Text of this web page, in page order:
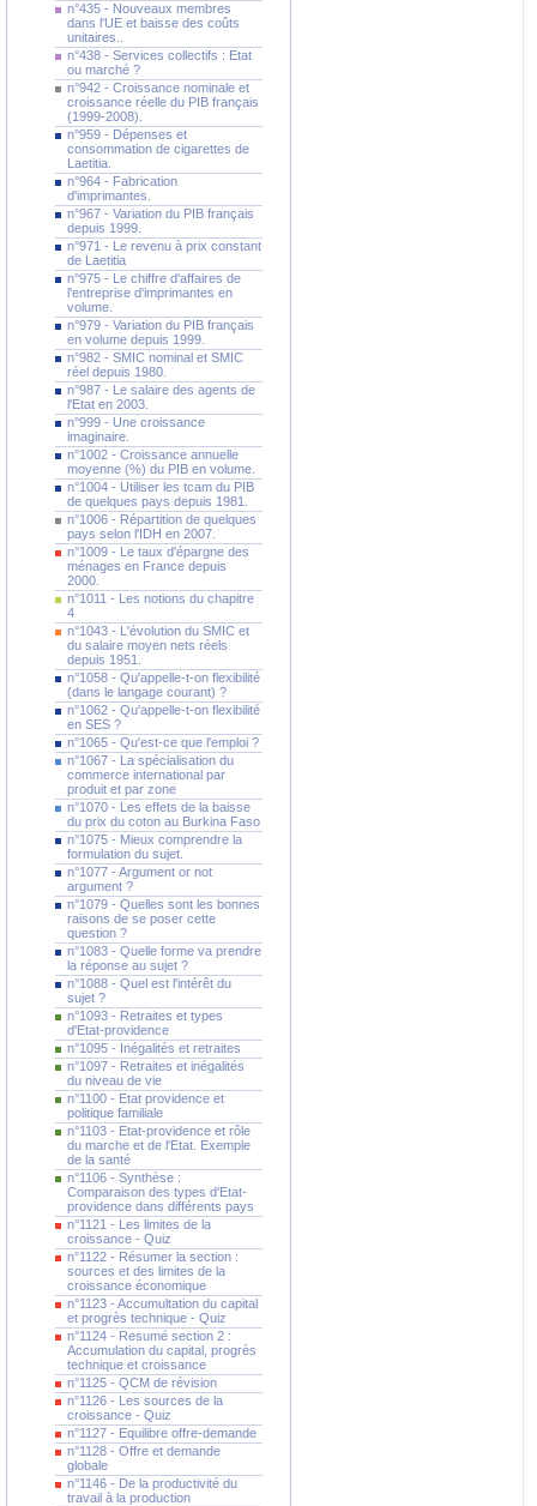
n°435 - Nouveaux membres
dans l'UE et baisse des coûts
unitaires..
n°438 - Services collectifs : Etat
ou marché ?
n°942 - Croissance nominale et
croissance réelle du PIB français
(1999-2008).
n°959 - Dépenses et
consommation de cigarettes de
Laetitia.
n°964 - Fabrication
d'imprimantes.
n°967 - Variation du PIB français
depuis 1999.
n°971 - Le revenu à prix constant
de Laetitia
n°975 - Le chiffre d'affaires de
l'entreprise d'imprimantes en
volume.
n°979 - Variation du PIB français
en volume depuis 1999.
n°982 - SMIC nominal et SMIC
réel depuis 1980.
n°987 - Le salaire des agents de
l'Etat en 2003.
n°999 - Une croissance
imaginaire.
n°1002 - Croissance annuelle
moyenne (%) du PIB en volume.
n°1004 - Utiliser les tcam du PIB
de quelques pays depuis 1981.
n°1006 - Répartition de quelques
pays selon l'IDH en 2007.
n°1009 - Le taux d'épargne des
ménages en France depuis
2000.
n°1011 - Les notions du chapitre
4
n°1043 - L'évolution du SMIC et
du salaire moyen nets réels
depuis 1951.
n°1058 - Qu'appelle-t-on flexibilité
(dans le langage courant) ?
n°1062 - Qu'appelle-t-on flexibilité
en SES ?
n°1065 - Qu'est-ce que l'emploi ?
n°1067 - La spécialisation du
commerce international par
produit et par zone
n°1070 - Les effets de la baisse
du prix du coton au Burkina Faso
n°1075 - Mieux comprendre la
formulation du sujet.
n°1077 - Argument or not
argument ?
n°1079 - Quelles sont les bonnes
raisons de se poser cette
question ?
n°1083 - Quelle forme va prendre
la réponse au sujet ?
n°1088 - Quel est l'intérêt du
sujet ?
n°1093 - Retraites et types
d'Etat-providence
n°1095 - Inégalités et retraites
n°1097 - Retraites et inégalités
du niveau de vie
n°1100 - Etat providence et
politique familiale
n°1103 - Etat-providence et rôle
du marche et de l'Etat. Exemple
de la santé
n°1106 - Synthèse :
Comparaison des types d'Etat-
providence dans différents pays
n°1121 - Les limites de la
croissance - Quiz
n°1122 - Résumer la section :
sources et des limites de la
croissance économique
n°1123 - Accumultation du capital
et progrès technique - Quiz
n°1124 - Resumé section 2 :
Accumulation du capital, progrès
technique et croissance
n°1125 - QCM de révision
n°1126 - Les sources de la
croissance - Quiz
n°1127 - Equilibre offre-demande
n°1128 - Offre et demande
globale
n°1146 - De la productivité du
travail à la production